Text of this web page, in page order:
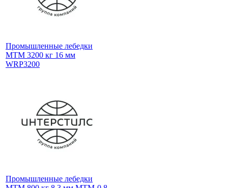
Промышленные лебедки
МТМ 3200 кг 16 мм
WRP3200
Промышленные лебедки